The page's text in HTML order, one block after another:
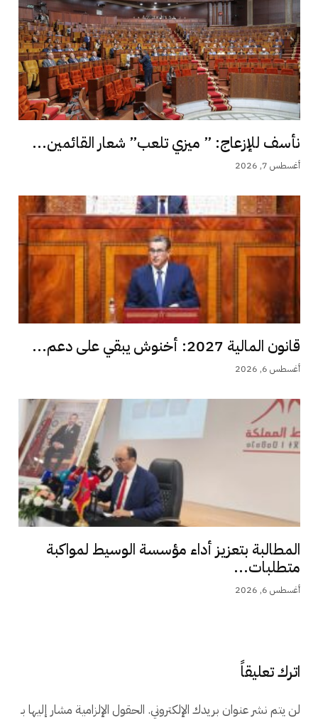
نأسف للإزعاج: ” ميزي تلعب” شعار القائمين...
أغسطس 7, 2026
قانون المالية 2027: أخنوش يبقي على دعم...
أغسطس 6, 2026
المطالبة بتعزيز أداء مؤسسة الوسيط لمواكبة
متطلبات...
أغسطس 6, 2026
اترك تعليقاً
لن يتم نشر عنوان بريدك الإلكتروني. الحقول الإلزامية مشار إليها بـ